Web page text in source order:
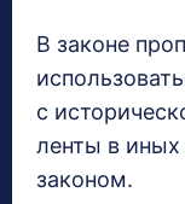
В законе
с
ленты в иных
законом.